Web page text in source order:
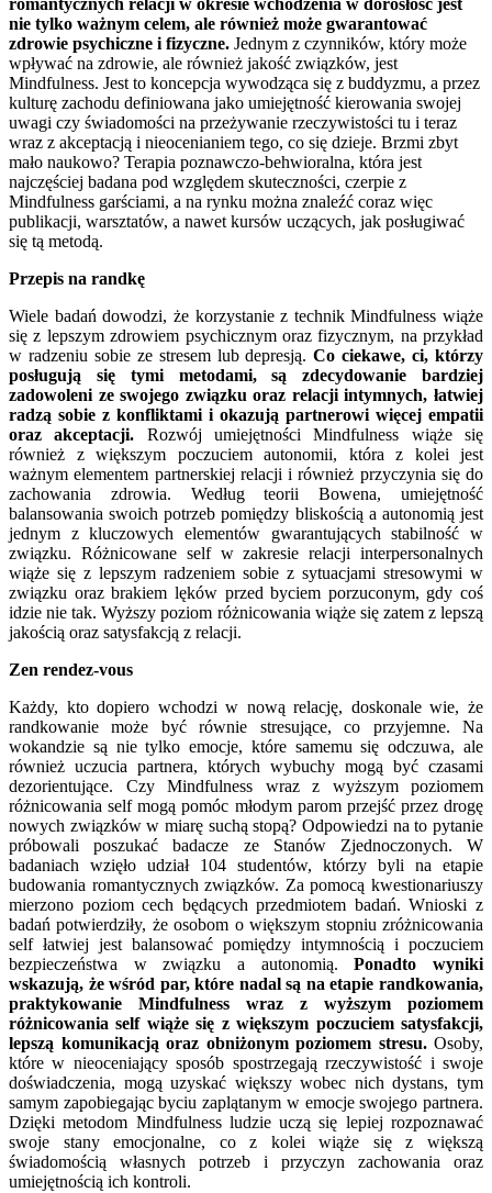
nie tylko ważnym celem, ale również może gwarantować
zdrowie psychiczne i fizyczne. Jednym z czynników, który może
wpływać na zdrowie, ale również jakość związków, jest
Mindfulness. Jest to koncepcja wywodząca się z buddyzmu, a przez
kulturę zachodu definiowana jako umiejętność kierowania swojej
uwagi czy świadomości na przeżywanie rzeczywistości tu i teraz
wraz z akceptacją i nieocenianiem tego, co się dzieje. Brzmi zbyt
mało naukowo? Terapia poznawczo-behwioralna, która jest
najczęściej badana pod względem skuteczności, czerpie z
Mindfulness garściami, a na rynku można znaleźć coraz więc
publikacji, warsztatów, a nawet kursów uczących, jak posługiwać
się tą metodą.
Przepis na randkę
Wiele badań dowodzi, że korzystanie z technik Mindfulness wiąże
się z lepszym zdrowiem psychicznym oraz fizycznym, na przykład
w radzeniu sobie ze stresem lub depresją.Co ciekawe, ci, którzy
posługują się tymi metodami, są zdecydowanie bardziej
zadowoleni ze swojego związku oraz relacji intymnych, łatwiej
radzą sobie z konfliktami i okazują partnerowi więcej empatii
oraz akceptacji. Rozwój umiejętności Mindfulness wiąże się
również z większym poczuciem autonomii, która z kolei jest
ważnym elementem partnerskiej relacji i również przyczynia się do
zachowania zdrowia. Według teorii Bowena, umiejętność
balansowania swoich potrzeb pomiędzy bliskością a autonomią jest
jednym z kluczowych elementów gwarantujących stabilność w
związku. Różnicowane self w zakresie relacji interpersonalnych
wiąże się z lepszym radzeniem sobie z sytuacjami stresowymi w
związku oraz brakiem lęków przed byciem porzuconym, gdy coś
idzie nie tak. Wyższy poziom różnicowania wiąże się zatem z lepszą
jakością oraz satysfakcją z relacji.
Zen rendez-vous
Każdy, kto dopiero wchodzi w nową relację, doskonale wie, że
randkowanie może być równie stresujące, co przyjemne. Na
wokandzie są nie tylko emocje, które samemu się odczuwa, ale
również uczucia partnera, których wybuchy mogą być czasami
dezorientujące. Czy Mindfulness wraz z wyższym poziomem
różnicowania self mogą pomóc młodym parom przejść przez drogę
nowych związków w miarę suchą stopą? Odpowiedzi na to pytanie
próbowali poszukać badacze ze Stanów Zjednoczonych. W
badaniach wzięło udział 104 studentów, którzy byli na etapie
budowania romantycznych związków. Za pomocą kwestionariuszy
mierzono poziom cech będących przedmiotem badań. Wnioski z
badań potwierdziły, że osobom o większym stopniu zróżnicowania
self łatwiej jest balansować pomiędzy intymnością i poczuciem
bezpieczeństwa w związku a autonomią.Ponadto wyniki
wskazują, że wśród par, które nadal są na etapie randkowania,
praktykowanie Mindfulness wraz z wyższym poziomem
różnicowania self wiąże się z większym poczuciem satysfakcji,
lepszą komunikacją oraz obniżonym poziomem stresu. Osoby,
które w nieoceniający sposób spostrzegają rzeczywistość i swoje
doświadczenia, mogą uzyskać większy wobec nich dystans, tym
samym zapobiegając byciu zaplątanym w emocje swojego partnera.
Dzięki metodom Mindfulness ludzie uczą się lepiej rozpoznawać
swoje stany emocjonalne, co z kolei wiąże się z większą
świadomością własnych potrzeb i przyczyn zachowania oraz
umiejętnością ich kontroli.